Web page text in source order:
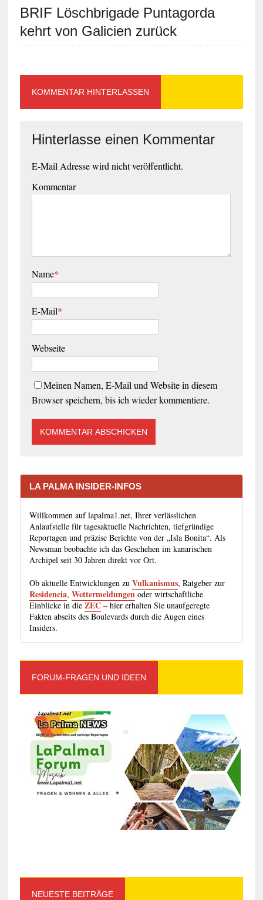
BRIF Löschbrigade Puntagorda
kehrt von Galicien zurück
KOMMENTAR HINTERLASSEN
Hinterlasse einen Kommentar
E-Mail Adresse wird nicht veröffentlicht.
Kommentar
Name*
E-Mail*
Webseite
Meinen Namen, E-Mail und Website in diesem
Browser speichern, bis ich wieder kommentiere.
LA PALMA INSIDER-INFOS
Willkommen auf lapalma1.net, Ihrer verlässlichen
Anlaufstelle für tagesaktuelle Nachrichten, tiefgründige
Reportagen und präzise Berichte von der „Isla Bonita“. Als
Newsman beobachte ich das Geschehen im kanarischen
Archipel seit 30 Jahren direkt vor Ort.
Ob aktuelle Entwicklungen zu Vulkanismus, Ratgeber zur
Residencia, Wettermeldungenoder wirtschaftliche
Einblicke in die ZEC– hier erhalten Sie unaufgeregte
Fakten abseits des Boulevards durch die Augen eines
Insiders.
FORUM-FRAGEN UND IDEEN
NEUESTE BEITRÄGE